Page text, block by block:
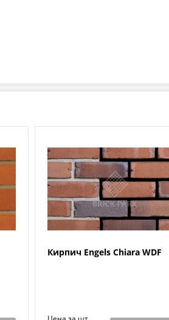
Кирпич Engels Chiara WDF